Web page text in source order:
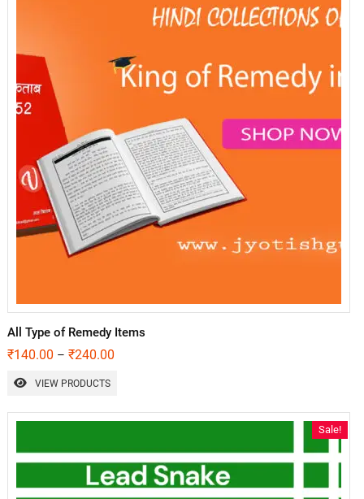
All Type of Remedy Items
₹140.00 – ₹240.00
VIEW PRODUCTS
Sale!